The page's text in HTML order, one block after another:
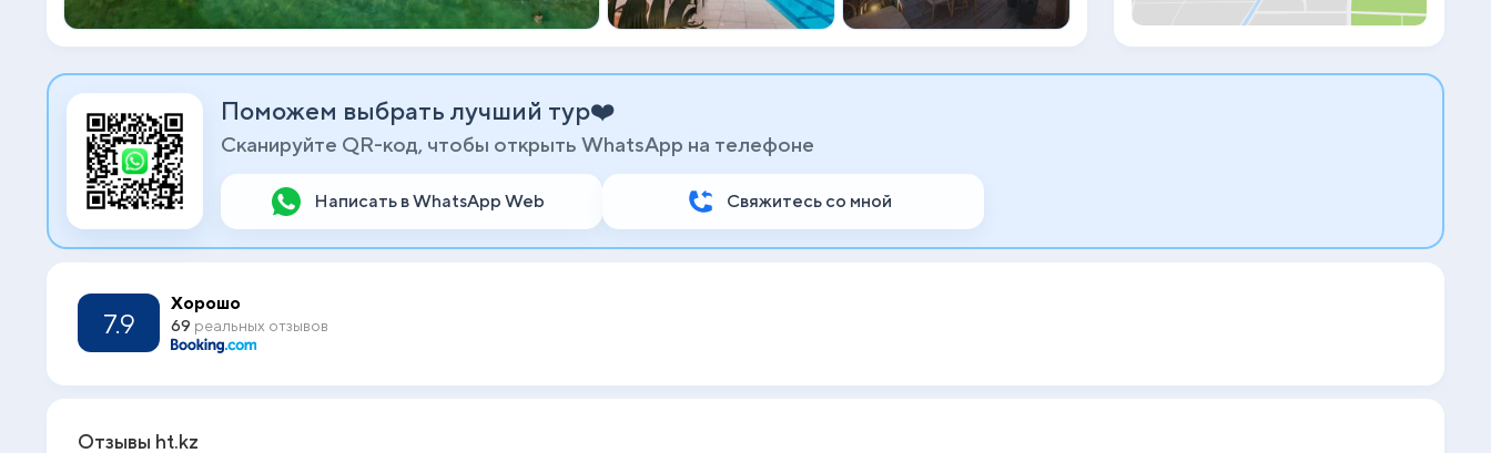
Бутринт нужно проехать 25 км.
Расстояние до порта Саранды
составляет 1,7 км. Аэропорт Корфу
Поможем выбрать лучший тур❤️
Сканируйте QR-код, чтобы открыть WhatsApp на телефоне
Написать в WhatsApp Web Свяжитесь со мной
7.9
Хорошо
69 реальных отзывов
Отзывы ht.kz